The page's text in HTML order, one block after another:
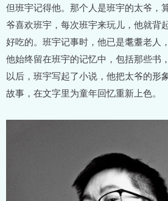
但班宇记得他。那个人是班宇的太爷，
爷喜欢班宇，每次班宇来玩儿，他就背
好吃的。班宇记事时，他已是耄耋老人
他始终留在班宇的记忆中，包括那些书
以后，班宇写起了小说，他把太爷的形
故事，在文字里为童年回忆重新上色。